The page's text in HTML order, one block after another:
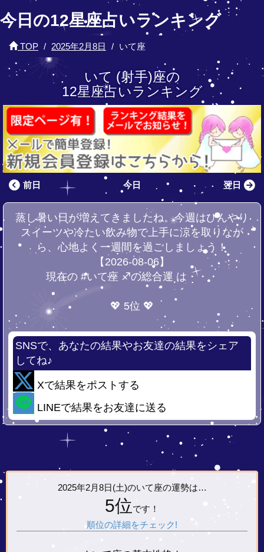
今日の12星座占いランキング
TOP 2025年2月8日 いて座
いて (射手)座の
12星座占いランキング
前日 今日 翌日
蒸し暑い日が増えてきましたね。今週はひんやり
スイーツや冷たい飲み物で上手に涼を取りなが
ら、心地よく一週間を過ごしましょう！
【2026-08-06】
現在の #いて座 ♐の総合運 は・・・
💖 5位 💖
SNSで、あなたの結果やお友達の結果をシェア
してね♪
Xで結果をポストする
LINEで結果をお友達に送る
2025年2月8日(土)のいて座の運勢は…
5位です！
順位の詳細をチェック!